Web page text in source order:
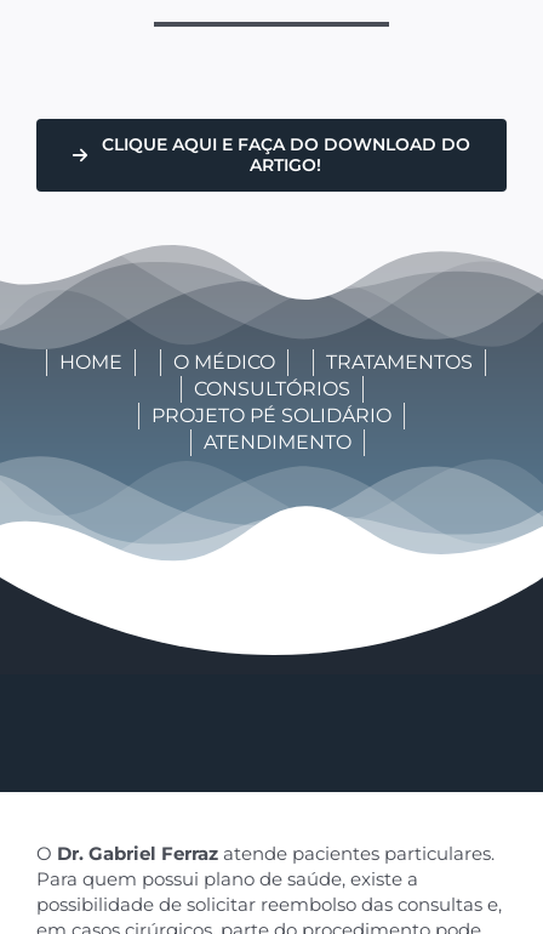
CLIQUE AQUI E FAÇA DO DOWNLOAD DO
ARTIGO!
HOME O MÉDICO
TRATAMENTOS
CONSULTÓRIOS
PROJETO PÉ SOLIDÁRIO
ATENDIMENTO
O Dr. Gabriel Ferrazatende pacientes particulares.
Para quem possui plano de saúde, existe a
possibilidade de solicitar reembolso das consultas e,